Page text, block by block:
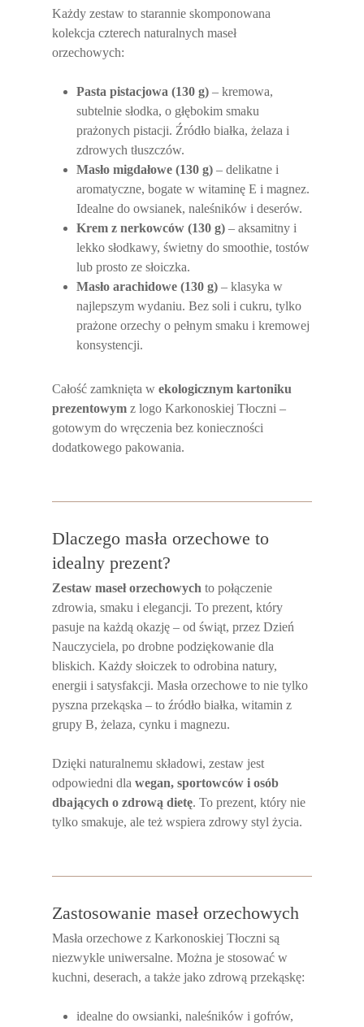
Każdy zestaw to starannie skomponowana
kolekcja czterech naturalnych maseł
orzechowych:
Pasta pistacjowa (130 g) – kremowa,
subtelnie słodka, o głębokim smaku
prażonych pistacji. Źródło białka, żelaza i
zdrowych tłuszczów.
Masło migdałowe (130 g) – delikatne i
aromatyczne, bogate w witaminę E i magnez.
Idealne do owsianek, naleśników i deserów.
Krem z nerkowców (130 g) – aksamitny i
lekko słodkawy, świetny do smoothie, tostów
lub prosto ze słoiczka.
Masło arachidowe (130 g) – klasyka w
najlepszym wydaniu. Bez soli i cukru, tylko
prażone orzechy o pełnym smaku i kremowej
konsystencji.
Całość zamknięta wekologicznym kartoniku
prezentowym z logo Karkonoskiej Tłoczni –
gotowym do wręczenia bez konieczności
dodatkowego pakowania.
Dlaczego masła orzechowe to
idealny prezent?
Zestaw maseł orzechowych to połączenie
zdrowia, smaku i elegancji. To prezent, który
pasuje na każdą okazję – od świąt, przez Dzień
Nauczyciela, po drobne podziękowanie dla
bliskich. Każdy słoiczek to odrobina natury,
energii i satysfakcji. Masła orzechowe to nie tylko
pyszna przekąska – to źródło białka, witamin z
grupy B, żelaza, cynku i magnezu.
Dzięki naturalnemu składowi, zestaw jest
odpowiedni dlawegan, sportowców i osób
dbających o zdrową dietę. To prezent, który nie
tylko smakuje, ale też wspiera zdrowy styl życia.
Zastosowanie maseł orzechowych
Masła orzechowe z Karkonoskiej Tłoczni są
niezwykle uniwersalne. Można je stosować w
kuchni, deserach, a także jako zdrową przekąskę:
idealne do owsianki, naleśników i gofrów,